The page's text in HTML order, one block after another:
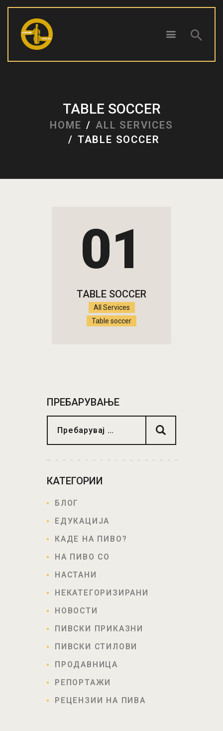
TABLE SOCCER
HOME
ALL SERVICES
TABLE SOCCER
КОНТАКТ
ПИВОТЕКА
РЕЦЕНЗИИ
01
TABLE SOCCER
All Services
Table soccer
ПРЕБАРУВАЊЕ
КАТЕГОРИИ
БЛОГ
ЕДУКАЦИЈА
КАДЕ НА ПИВО?
НА ПИВО СО
НАСТАНИ
НЕКАТЕГОРИЗИРАНИ
НОВОСТИ
ПИВСКИ ПРИКАЗНИ
ПИВСКИ СТИЛОВИ
ПРОДАВНИЦА
РЕПОРТАЖИ
РЕЦЕНЗИИ НА ПИВА